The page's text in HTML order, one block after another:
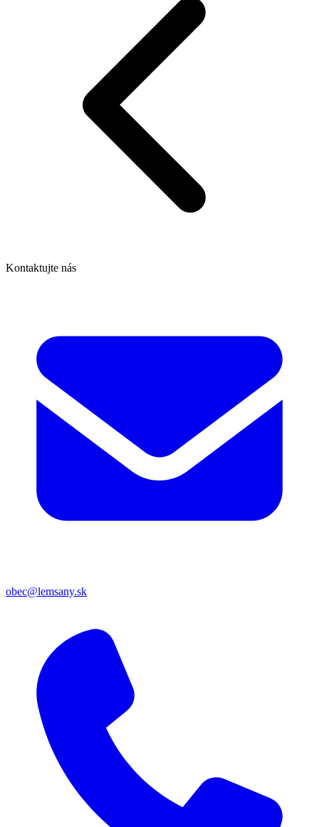
Kontaktujte nás
obec@lemsany.sk